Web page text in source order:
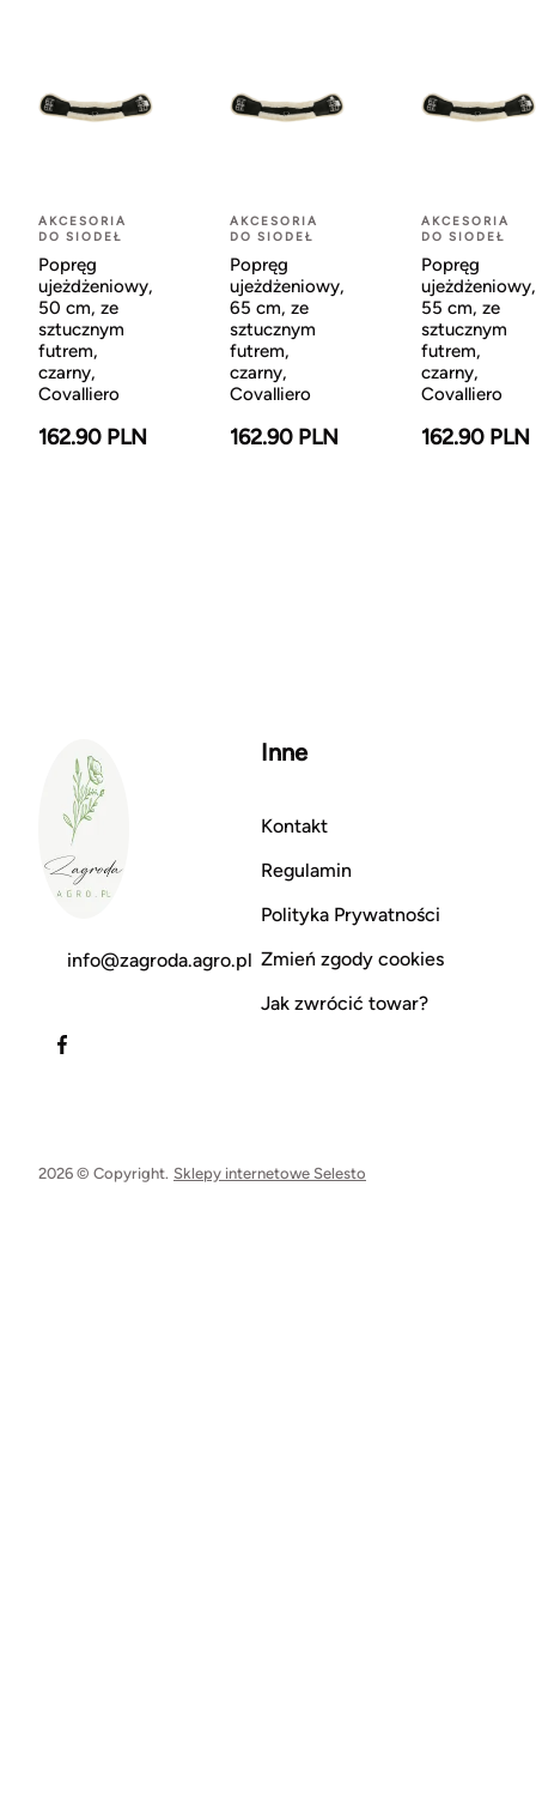
AKCESORIA
DO SIODEŁ
Popręg
ujeżdżeniowy,
50 cm, ze
sztucznym
futrem,
czarny,
Covalliero
162.90 PLN
AKCESORIA
DO SIODEŁ
Popręg
ujeżdżeniowy,
65 cm, ze
sztucznym
futrem,
czarny,
Covalliero
162.90 PLN
AKCESORIA
DO SIODEŁ
Popręg
ujeżdżeniowy,
55 cm, ze
sztucznym
futrem,
czarny,
Covalliero
162.90 PLN
info@zagroda.agro.pl
Inne
Kontakt
Regulamin
Polityka Prywatności
Zmień zgody cookies
Jak zwrócić towar?
2026 © Copyright. Sklepy internetowe Selesto